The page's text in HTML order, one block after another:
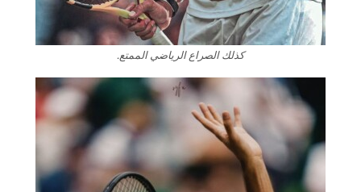
كذلك الصراع الرياضي الممتع.